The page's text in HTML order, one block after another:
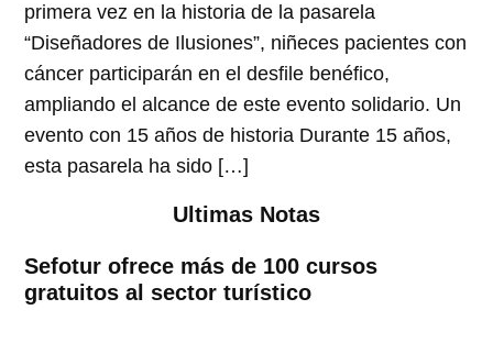
primera vez en la historia de la pasarela
“Diseñadores de Ilusiones”, niñeces pacientes con
cáncer participarán en el desfile benéfico,
ampliando el alcance de este evento solidario. Un
evento con 15 años de historia Durante 15 años,
esta pasarela ha sido […]
Ultimas Notas
Sefotur ofrece más de 100 cursos
gratuitos al sector turístico